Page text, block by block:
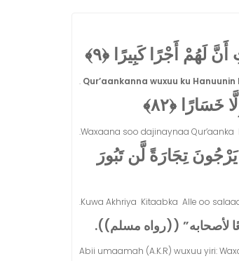
لَهُمْ أَجْرًا كَبِيرًا ﴿٩﴾
Qur’aankanna wuxuu ku
.
﴿٨٢﴾
Waxaana soo dajinaynaa
تِجَارَةً لَّن تَبُورَ
Kuwa Akhriya Kitaabka Alle oo
لأصحابه‏”‏ ‏(‏‏(‏رواه مسلم‏)‏‏)‏‏.
Abii umaamah (A.K.R) wuxuu yiri: